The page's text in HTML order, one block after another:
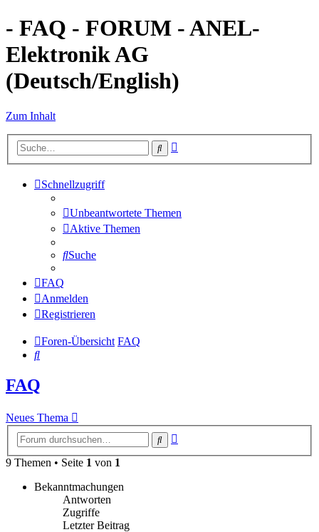
- FAQ - FORUM - ANEL-
Elektronik AG
(Deutsch/English)
Zum Inhalt
Suche
Schnellzugriff
Unbeantwortete Themen
Aktive Themen
Suche
FAQ
Anmelden
Registrieren
Foren-Übersicht FAQ
Suche
FAQ
Neues Thema
Suche
9 Themen • Seite 1 von 1
Bekanntmachungen
Antworten
Zugriffe
Letzter Beitrag